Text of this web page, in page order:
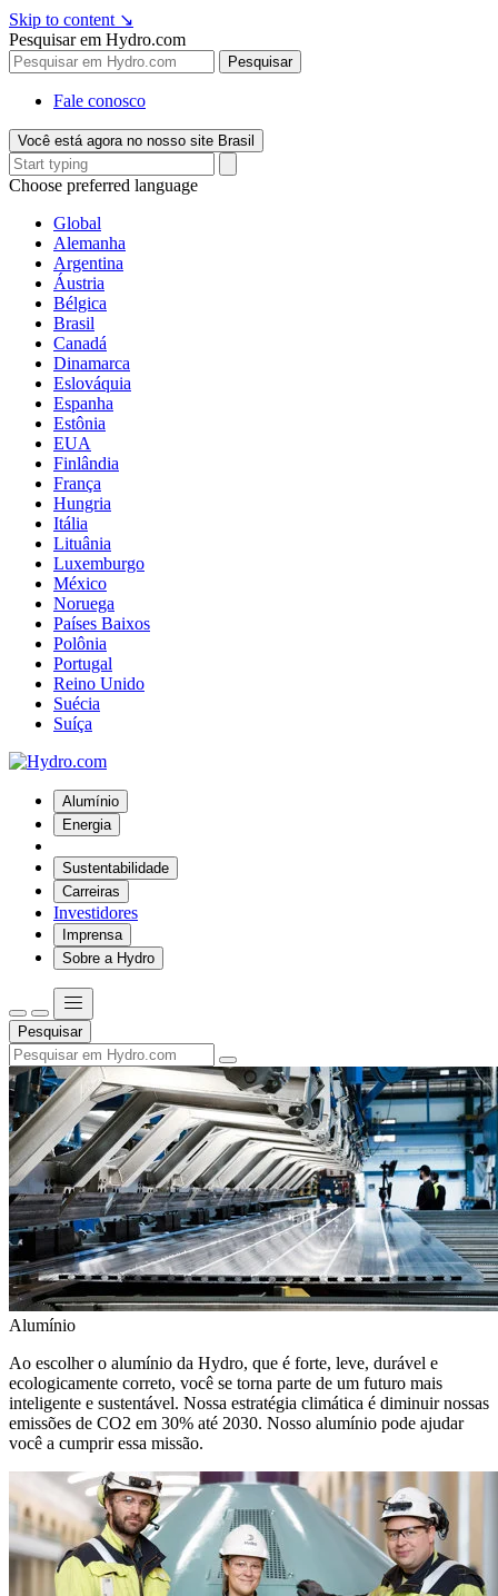
Skip to content ↘
Pesquisar em Hydro.com
Pesquisar
Fale conosco
Você está agora no nosso site Brasil
Choose preferred language
Global
Alemanha
Argentina
Áustria
Bélgica
Brasil
Canadá
Dinamarca
Eslováquia
Espanha
Estônia
EUA
Finlândia
França
Hungria
Itália
Lituânia
Luxemburgo
México
Noruega
Países Baixos
Polônia
Portugal
Reino Unido
Suécia
Suíça
Alumínio
Energia
Sustentabilidade
Carreiras
Investidores
Imprensa
Sobre a Hydro
Pesquisar
Alumínio
Ao escolher o alumínio da Hydro, que é forte, leve, durável e
ecologicamente correto, você se torna parte de um futuro mais
inteligente e sustentável. Nossa estratégia climática é diminuir nossas
emissões de CO2 em 30% até 2030. Nosso alumínio pode ajudar
você a cumprir essa missão.